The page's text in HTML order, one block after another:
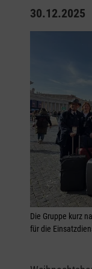
30.12.2025
Die Gruppe kurz
für die